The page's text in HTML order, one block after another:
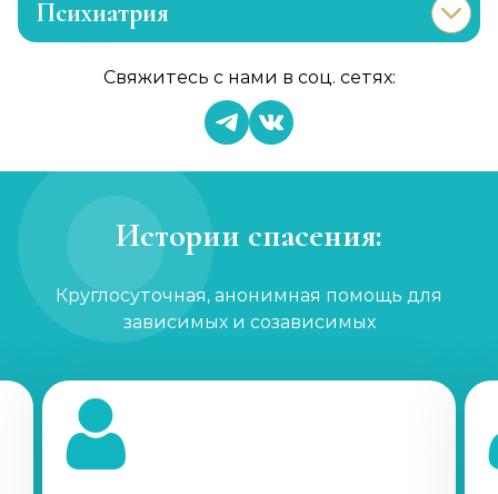
Психиатрия
Скорая психиатрическая помощь
от 3 600 ₽ Записаться
от 1 800 ₽ Записаться
Свяжитесь с нами в соц. сетях:
Истории спасения:
Круглосуточная, анонимная помощь для
зависимых и созависимых